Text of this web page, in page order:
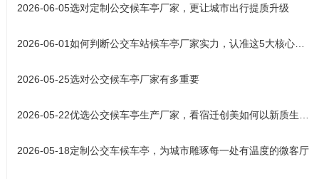
2026-06-05选对定制公交候车亭厂家，更让城市出行提质升级
2026-06-01如何判断公交车站候车亭厂家实力，认准这5大核心标准
2026-05-25选对公交候车亭厂家有多重要
2026-05-22优选公交候车亭生产厂家，看宿迁创美如何以新质生产力铸就城市风
2026-05-18定制公交车候车亭，为城市雕琢每一处有温度的微客厅